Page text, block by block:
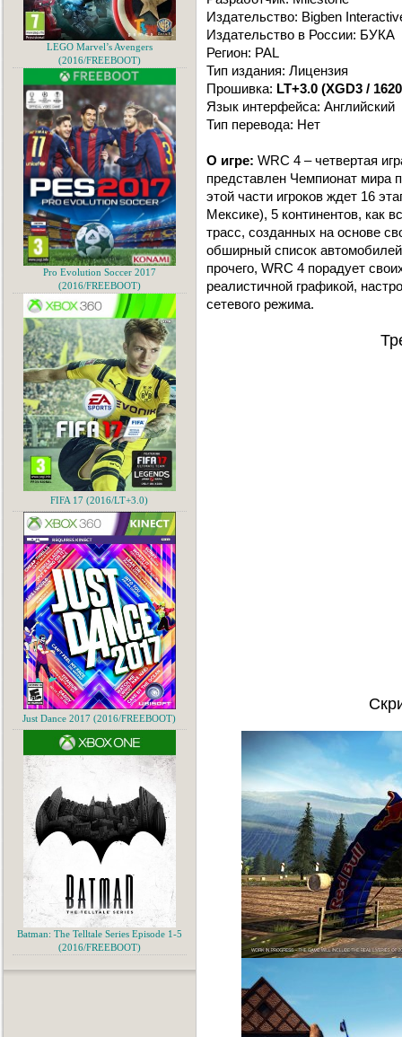
Издательство: Bigben
Издательство в России: БУКА
Регион: PAL
Тип издания: Лицензия
Прошивка: LT+3.0 (XGD3 /
Язык интерфейса: Английский
Тип перевода: Нет
О игре: WRC 4 – четвертая
представлен Чемпионат мира
этой части игроков ждет 16
Мексике), 5 континентов, как
трасс, созданных на основе
обширный список
прочего, WRC 4 порадует
реалистичной графикой,
сетевого режима.
LEGO Marvel’s Avengers
(2016/FREEBOOT)
Pro Evolution Soccer 2017
(2016/FREEBOOT)
FIFA 17 (2016/LT+3.0)
Just Dance 2017 (2016/FREEBOOT)
Batman: The Telltale Series Episode 1-5
(2016/FREEBOOT)